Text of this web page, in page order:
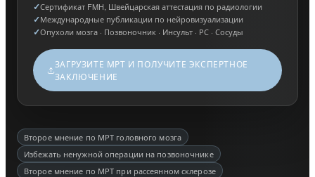
Второе мнение по МРТ головного мозга
Избежать ненужной операции на позвоночнике
Второе мнение по МРТ при рассеянном склерозе
Сертификат FMH, Швейцарская аттестация по радиологии
Международные публикации по нейровизуализации
Опухоли мозга · Позвоночник · Инсульт · РС · Сосуды
ЗАГРУЗИТЕ МРТ И ПОЛУЧИТЕ ЭКСПЕРТНОЕ
ЗАКЛЮЧЕНИЕ